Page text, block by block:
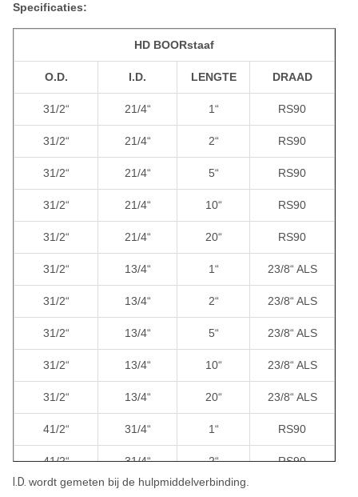
Specificaties:
HD BOORstaaf
O.D. I.D. LENGTE DRAAD
31/2“ 21/4“ 1“ RS90
31/2“ 21/4“ 2“ RS90
31/2“ 21/4“ 5“ RS90
31/2“ 21/4“ 10“ RS90
31/2“ 21/4“ 20“ RS90
31/2“ 13/4“ 1“ 23/8“ ALS
31/2“ 13/4“ 2“ 23/8“ ALS
31/2“ 13/4“ 5“ 23/8“ ALS
31/2“ 13/4“ 10“ 23/8“ ALS
31/2“ 13/4“ 20“ 23/8“ ALS
41/2“ 31/4“ 1“ RS90
41/2“ 31/4“ 2“ RS90
I.D. wordt gemeten bij de hulpmiddelverbinding.